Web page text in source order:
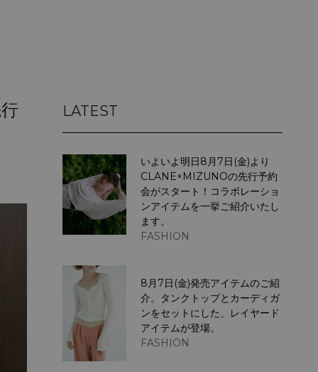
LATEST
いよいよ明日8月7日(金)より
CLANE×MIZUNOの先行予約
会がスタート！コラボレーショ
ンアイテムを一挙ご紹介いたし
ます。
FASHION
8月7日(金)発売アイテムのご紹
介。タンクトップとカーディガ
ンをセットにした、レイヤード
アイテムが登場。
FASHION